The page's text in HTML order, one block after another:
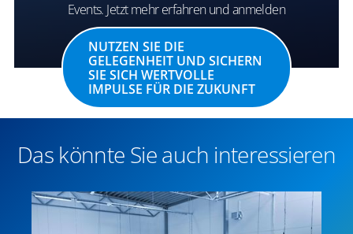
Events. Jetzt mehr erfahren und anmelden
NUTZEN SIE DIE
GELEGENHEIT UND SICHERN
SIE SICH WERTVOLLE
IMPULSE FÜR DIE ZUKUNFT
Das könnte Sie auch interessieren